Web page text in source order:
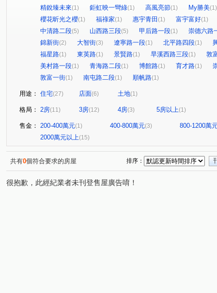
精銳臻未來(1) 鉅虹映一彎綠(1) 高風亮節(1) My勝美(1)
櫻花昕光之櫻(1) 福祿家(1) 惠宇青田 (1) 富宇富好(1)
中清路二段(5) 山西路三段(5) 甲后路一段(1)
崇德六路
錦新街(2) 大智街(3) 遼寧路一段(1) 北平路四段(1)
福星路(1) 東英路(1) 景賢路(1) 旱溪西路三段(1)
敦
美村路一段(1) 青海路二段(1) 博館路(1) 育才路(1)
敦富一街(1) 南屯路二段(1) 順帆路(1)
用途： 住宅(27) 店面(6) 土地(1)
格局： 2房(11) 3房(12) 4房(3) 5房以上(1)
售金： 200-400萬元(1) 400-800萬元(3)
800-1200萬
2000萬元以上(15)
共有0個符合要求的房屋 排序：
很抱歉，此經紀業者未刊登售屋廣告唷！